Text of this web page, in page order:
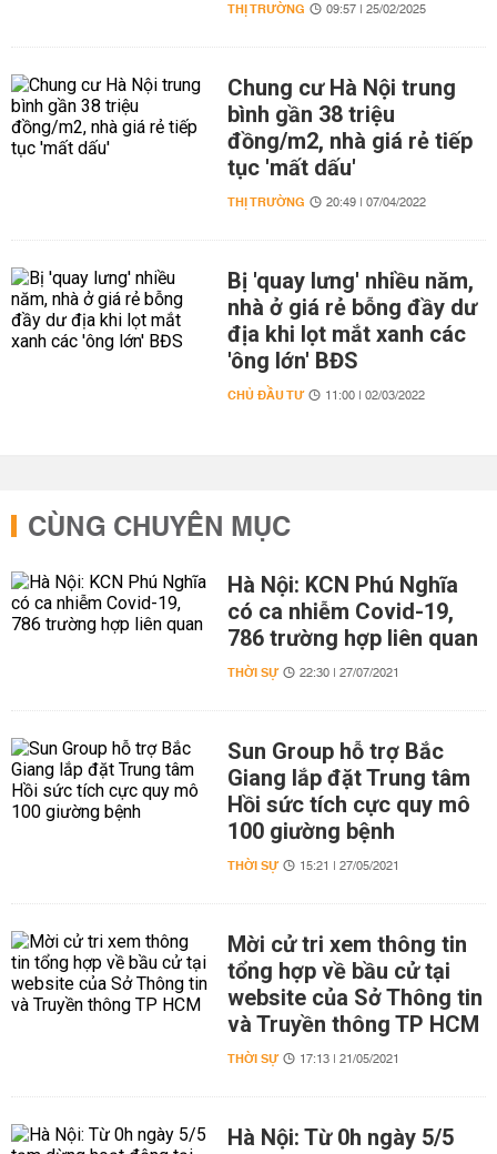
THỊ TRƯỜNG 09:57 | 25/02/2025
Chung cư Hà Nội trung
bình gần 38 triệu
đồng/m2, nhà giá rẻ tiếp
tục 'mất dấu'
THỊ TRƯỜNG 20:49 | 07/04/2022
Bị 'quay lưng' nhiều năm,
nhà ở giá rẻ bỗng đầy dư
địa khi lọt mắt xanh các
'ông lớn' BĐS
CHỦ ĐẦU TƯ 11:00 | 02/03/2022
CÙNG CHUYÊN MỤC
Hà Nội: KCN Phú Nghĩa
có ca nhiễm Covid-19,
786 trường hợp liên quan
THỜI SỰ 22:30 | 27/07/2021
Sun Group hỗ trợ Bắc
Giang lắp đặt Trung tâm
Hồi sức tích cực quy mô
100 giường bệnh
THỜI SỰ 15:21 | 27/05/2021
Mời cử tri xem thông tin
tổng hợp về bầu cử tại
website của Sở Thông tin
và Truyền thông TP HCM
THỜI SỰ 17:13 | 21/05/2021
Hà Nội: Từ 0h ngày 5/5